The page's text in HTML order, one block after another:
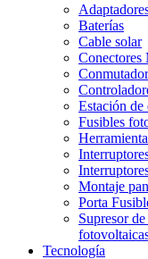
Baterías
Cable solar
Conectores
Estación de
Fusibles
Montaje
Porta
Supresor
Tecnología